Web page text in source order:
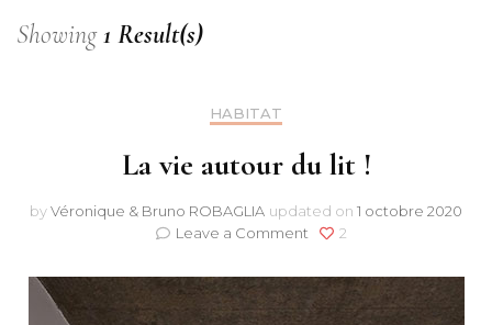
Showing1 Result(s)
HABITAT
La vie autour du lit !
byVéronique & Bruno ROBAGLIA updated on 1 octobre 2020
Leave a Comment on
vie
autour
2